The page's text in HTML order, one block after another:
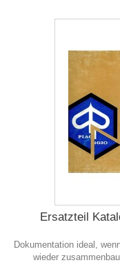
Ersatzteil
Dokumentation ideal,
wieder